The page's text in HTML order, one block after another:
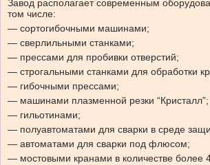
Завод располагает современным
том числе:
— сортогибочными машинами;
— сверлильными станками;
— прессами для пробивки отверстий;
— строгальными станками для обработки
— гибочными прессами;
— машинами плазменной резки “Кристалл”;
— гильотинами;
— полуавтоматами для сварки в среде
— автоматами для сварки под флюсом;
— мостовыми кранами в количестве более